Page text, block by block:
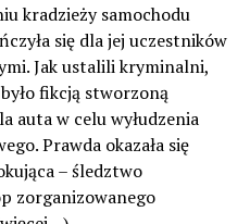
kradzieży samochodu
się dla jej uczestników
Jak ustalili kryminalni,
fikcją stworzoną
auta w celu wyłudzenia
Prawda okazała się
– śledztwo
zorganizowanego